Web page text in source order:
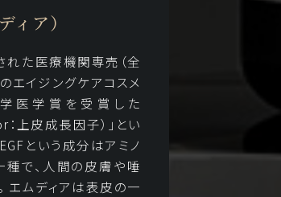
ア）
た医療機関専売（全
エイジングケアコスメ
医学賞を受賞した
上皮成長因子）」とい
という成分はアミノ
で、人間の皮膚や唾
エムディアは表皮の一